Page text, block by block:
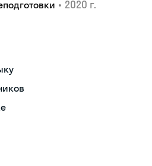
• 2020 г.